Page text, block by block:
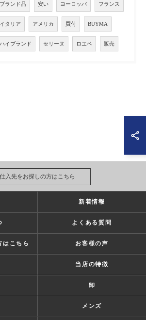
ブランド品 安い ヨーロッパ フランス
イタリア アメリカ 買付 BUYMA
ハイブランド セリーヌ ロエベ 販売
仕入先をお探しの方はこちら
新着情報
よくある質問
はこちら お客様の声
当店の特徴
卸
メンズ